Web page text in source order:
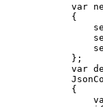
var
            {
            };
var
            {